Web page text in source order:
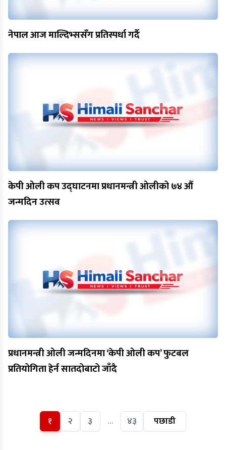
नेपाल आज माल्दिभ्ससँग प्रतिस्पर्धा गर्दै
केपी ओली कप उद्घाटनमा प्रधानमन्त्री ओलीको ७४ औं
जन्मदिन उत्सव
प्रधानमन्त्री ओली जन्मदिनमा ‘केपी ओली कप’ फुटबल
प्रतियोगिता हेर्न सातदोबाटो जाँदै
१ २ ३ … ४३ पछाडी